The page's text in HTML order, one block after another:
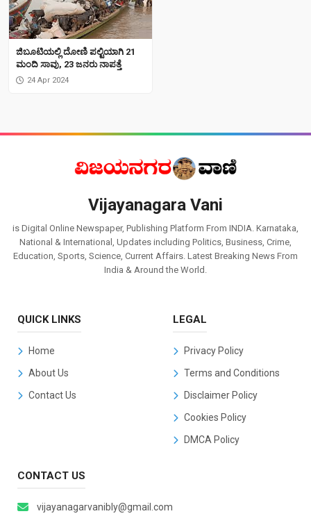
ಜಿಬೂಟಿಯಲ್ಲಿ ದೋಣಿ ಪಲ್ಟಿಯಾಗಿ 21
ಮಂದಿ ಸಾವು, 23 ಜನರು ನಾಪತ್ತೆ
24 Apr 2024
Vijayanagara Vani
is Digital Online Newspaper, Publishing Platform From INDIA. Karnataka,
National & International, Updates including Politics, Business, Crime,
Education, Sports, Science, Current Affairs. Latest Breaking News From
India & Around the World.
QUICK LINKS
Home
About Us
Contact Us
LEGAL
Privacy Policy
Terms and Conditions
Disclaimer Policy
Cookies Policy
DMCA Policy
CONTACT US
vijayanagarvanibly@gmail.com